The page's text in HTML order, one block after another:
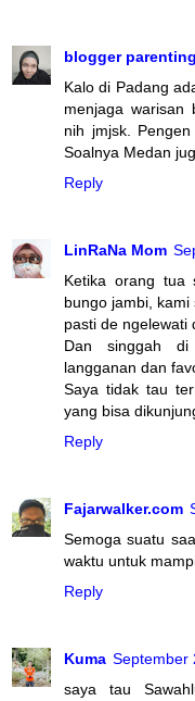
blogger parenting
Kalo di Padang
menjaga warisan
nih jmjsk.
Soalnya Medan
Reply
LinRaNa Mom
Ketika orang tua
bungo jambi, kami
pasti de ngelewati
Dan singgah
langganan dan
Saya tidak tau
yang bisa
Reply
Fajarwalker.com
Semoga suatu
waktu untuk
Reply
Kuma September
saya tau